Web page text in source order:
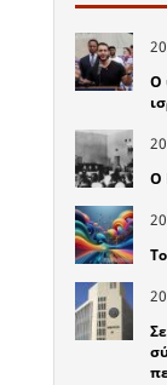
Ο
Ο